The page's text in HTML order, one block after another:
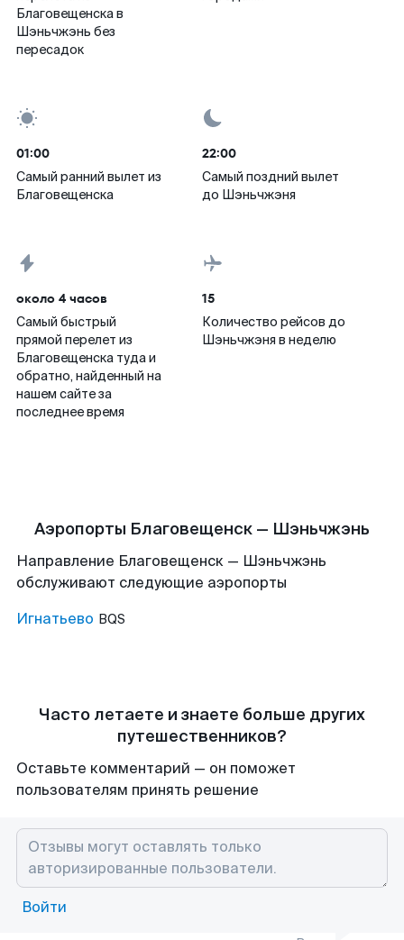
Благовещенска в
Шэньчжэнь без
пересадок
01:00
Самый ранний вылет из
Благовещенска
22:00
Самый поздний вылет
до Шэньчжэня
около 4 часов
Самый быстрый
прямой перелет из
Благовещенска туда и
обратно, найденный на
нашем сайте за
последнее время
15
Количество рейсов до
Шэньчжэня в неделю
Аэропорты Благовещенск — Шэньчжэнь
Направление Благовещенск — Шэньчжэнь
обслуживают следующие аэропорты
Игнатьево BQS
Часто летаете и знаете больше других
путешественников?
Оставьте комментарий — он поможет
пользователям принять решение
Войти